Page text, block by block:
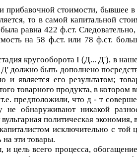
прибавочной стоимости, бывшее в
то в самой капитальной
равна 422 ф.ст.
на 58 ф.ст. или 78 ф.ст.
кругооборота I (Д... Д'), в
Д'должно быть дополнено
и является его результатом;
товарного продукта, в
предположили, чтод - т
обнаруживают никакой
политическая
исключительно с
на эти товары.
цель всего процесса,